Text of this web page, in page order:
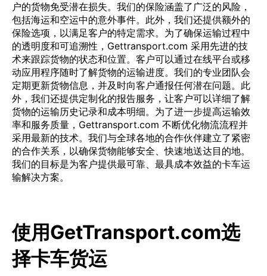
户的货物免受潜在损失。我们的保险涵盖了广泛的风险，
包括海运和空运中的意外事件。此外，我们还提供额外的
保险选项，以满足客户的特定需求。为了确保运输过程中
的透明度和可追溯性，Gettransport.com 采用先进的技
术来跟踪货物的状态和位置。客户可以通过在线平台或移
动应用程序随时了解货物的运输进度。我们的专业团队会
定期更新货物信息，并及时向客户通报任何潜在问题。此
外，我们还提供定制化的报告服务，让客户可以详细了解
货物的运输历史记录和成本明细。为了进一步提高运输效
率和服务质量，Gettransport.com 不断优化物流流程并
采用最新的技术。我们与全球各地的合作伙伴建立了紧密
的合作关系，以确保货物能够安全、快速地送达目的地。
我们的目标是为客户提供最可靠、最具成本效益的卡车运
输解决方案。
使用GetTransport.com选
择卡车货运